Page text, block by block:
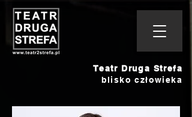
Teatr Druga Strefa
blisko człowieka